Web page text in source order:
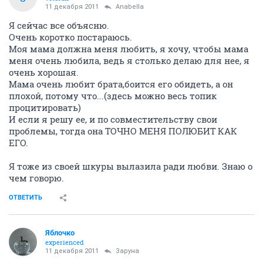
11 декабря 2011 Anabella
Я сейчас все объясню.
Очень коротко постараюсь.
Моя мама должна меня любить, я хочу, чтобы мама
меня очень любила, ведь я столько делаю для нее, я
очень хорошая.
Мама очень любит брата,боится его обидеть, а он
плохой, потому что...(здесь можно весь топик
процитировать)
И если я решу ее, и по совместительству свои
проблемы, тогда она ТОЧНО МЕНЯ ПОЛЮБИТ КАК
ЕГО.
Я тоже из своей шкуры вылазила ради любви. Знаю о
чем говорю.
ОТВЕТИТЬ
Яблочко
experienced
11 декабря 2011 Заруна